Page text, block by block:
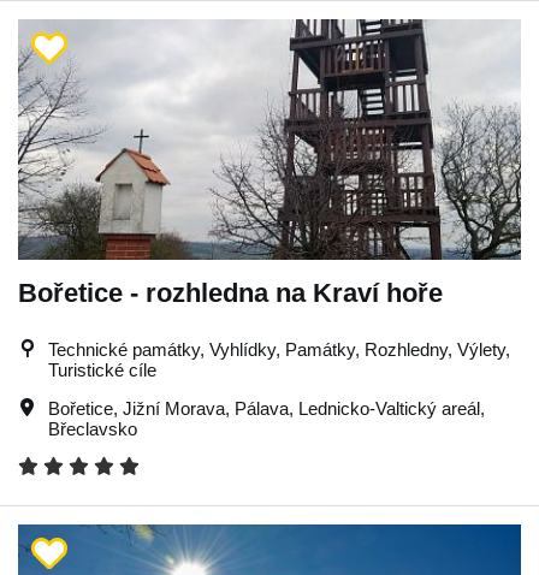
Bořetice - rozhledna na Kraví hoře
Technické památky, Vyhlídky, Památky, Rozhledny, Výlety,
Turistické cíle
Bořetice, Jižní Morava, Pálava, Lednicko-Valtický areál,
Břeclavsko